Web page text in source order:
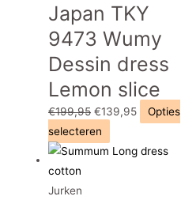
Deze
optie
kan
gekozen
worden
op
productpagina
Japan TKY
9473 Wumy
Dessin dress
Lemon slice
€199,95 Oorspronkelijke
prijs
was:
€139,95Huidige
is:
Opties
selecteren
product
Jurken